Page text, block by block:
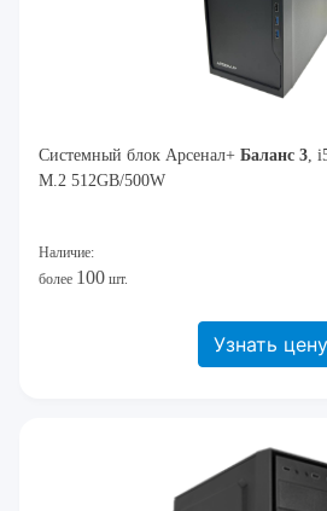
Системный блок Арсенал+ Баланс 3 ,
M.2 512GB/500W
Наличие:
более 100 шт.
Узнать цену